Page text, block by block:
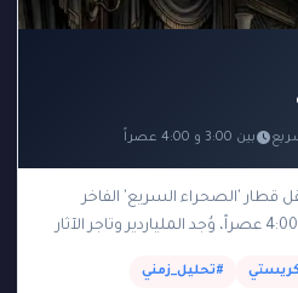
بين 3:00 و 4:00 عصراً
قطار 'الصحراء السريع' الفاخر
مجموعة من النخبة. في الساعة 4:00 عصراً، وُجد الملياردير وتاجر الآثار
#تحليل_زمني